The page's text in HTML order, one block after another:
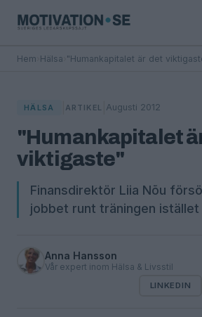
Hem Hälsa "Humankapitalet är det
HÄLSA ARTIKEL Augusti 2012
"Humankapitalet
viktigaste"
Finansdirektör Liia Nõu
jobbet runt träningen
Anna Hansson
Vår expert inom Hälsa & Livsstil
LINKEDIN